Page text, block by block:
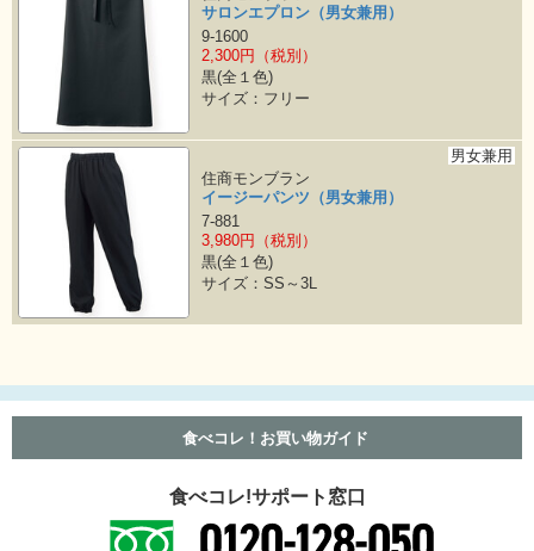
サロンエプロン（男女兼用）
9-1600
2,300円（税別）
黒(全１色)
サイズ：フリー
男女兼用
住商モンブラン
イージーパンツ（男女兼用）
7-881
3,980円（税別）
黒(全１色)
サイズ：SS～3L
食べコレ！お買い物ガイド
食べコレ!サポート窓口